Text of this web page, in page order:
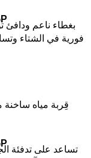
فورية في الشتاء
قِربة مياه ساخنة
تساعد على تدفئة